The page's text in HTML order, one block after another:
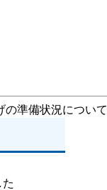
の準備状況について